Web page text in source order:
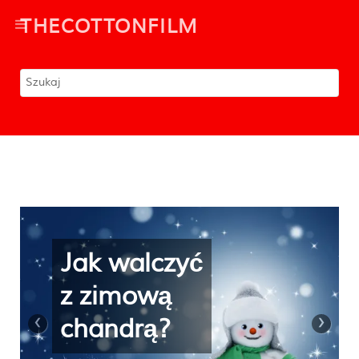
THECOTTONFILM
Wstań
wyspana i
zrelaksowana
›
‹